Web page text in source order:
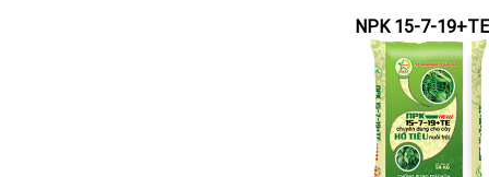
NPK 15-7-19+TE